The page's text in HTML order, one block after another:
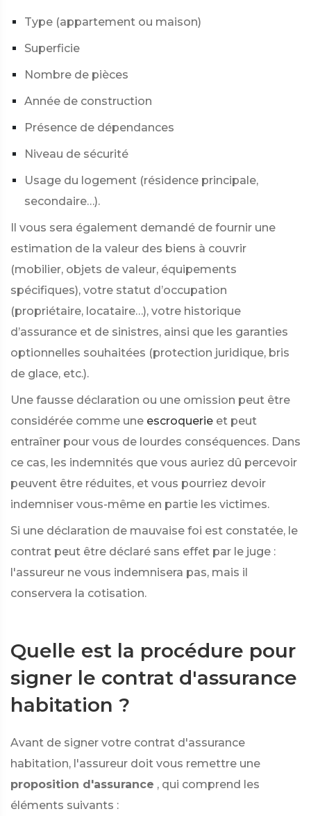
Type (appartement ou maison)
Superficie
Nombre de pièces
Année de construction
Présence de dépendances
Niveau de sécurité
Usage du logement (résidence principale,
secondaire…).
Il vous sera également demandé de fournir une
estimation de la valeur des biens à couvrir
(mobilier, objets de valeur, équipements
spécifiques), votre statut d’occupation
(propriétaire, locataire…), votre historique
d’assurance et de sinistres, ainsi que les garanties
optionnelles souhaitées (protection juridique, bris
de glace, etc.).
Une fausse déclaration ou une omission peut être
considérée comme une escroquerie et peut
entraîner pour vous de lourdes conséquences. Dans
ce cas, les indemnités que vous auriez dû percevoir
peuvent être réduites, et vous pourriez devoir
indemniser vous-même en partie les victimes.
Si une déclaration de mauvaise foi est constatée, le
contrat peut être déclaré sans effet par le juge :
l'assureur ne vous indemnisera pas, mais il
conservera la cotisation.
Quelle est la procédure pour
signer le contrat d'assurance
habitation ?
Avant de signer votre contrat d'assurance
habitation, l'assureur doit vous remettre une
proposition d'assurance , qui comprend les
éléments suivants :